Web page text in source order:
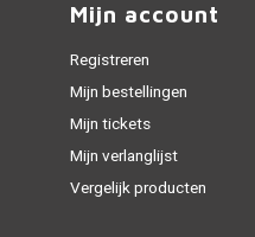
Mijn account
Registreren
Mijn bestellingen
Mijn tickets
Mijn verlanglijst
Vergelijk producten